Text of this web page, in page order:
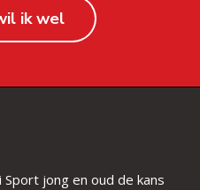
ik wel
Sport jong en oud de kans